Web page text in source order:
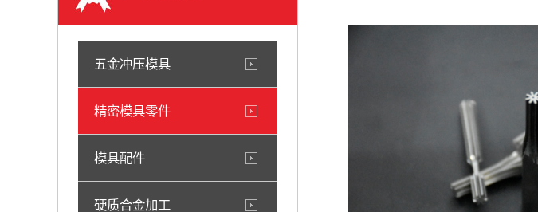
五金冲压模具
精密模具零件
模具配件
硬质合金加工